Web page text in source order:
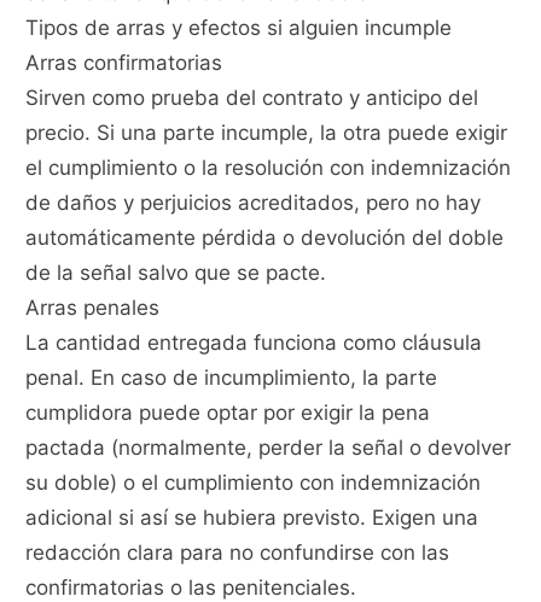
Tipos de arras y efectos si alguien incumple
Arras confirmatorias
Sirven como prueba del contrato y anticipo del
precio. Si una parte incumple, la otra puede exigir
el cumplimiento o la resolución con indemnización
de daños y perjuicios acreditados, pero no hay
automáticamente pérdida o devolución del doble
de la señal salvo que se pacte.
Arras penales
La cantidad entregada funciona como cláusula
penal. En caso de incumplimiento, la parte
cumplidora puede optar por exigir la pena
pactada (normalmente, perder la señal o devolver
su doble) o el cumplimiento con indemnización
adicional si así se hubiera previsto. Exigen una
redacción clara para no confundirse con las
confirmatorias o las penitenciales.